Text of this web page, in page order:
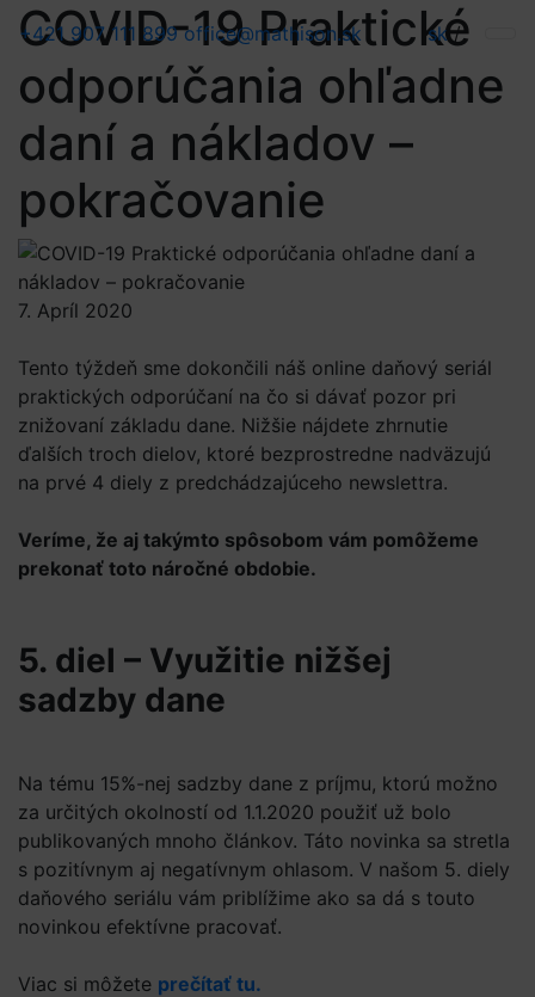
+421 907 111 899 office@mathison.sk sk/
COVID-19 Praktické
odporúčania ohľadne
daní a nákladov –
pokračovanie
7. Apríl 2020
Tento týždeň sme dokončili náš online daňový seriál
praktických odporúčaní na čo si dávať pozor pri
znižovaní základu dane. Nižšie nájdete zhrnutie
ďalších troch dielov, ktoré bezprostredne nadväzujú
na prvé 4 diely z predchádzajúceho newslettra.
Veríme, že aj takýmto spôsobom vám pomôžeme
prekonať toto náročné obdobie.
5. diel – Využitie nižšej
sadzby dane
Na tému 15%-nej sadzby dane z príjmu, ktorú možno
za určitých okolností od 1.1.2020 použiť už bolo
publikovaných mnoho článkov. Táto novinka sa stretla
s pozitívnym aj negatívnym ohlasom. V našom 5. diely
daňového seriálu vám priblížime ako sa dá s touto
novinkou efektívne pracovať.
Viac si môžete prečítať tu.